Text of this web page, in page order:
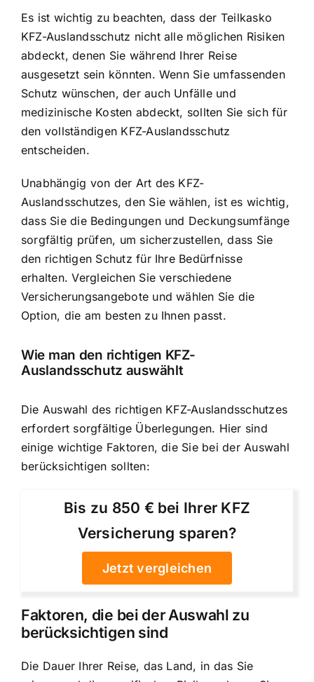
Es ist wichtig zu beachten, dass der Teilkasko
KFZ-Auslandsschutz nicht alle möglichen Risiken
abdeckt, denen Sie während Ihrer Reise
ausgesetzt sein könnten. Wenn Sie umfassenden
Schutz wünschen, der auch Unfälle und
medizinische Kosten abdeckt, sollten Sie sich für
den vollständigen KFZ-Auslandsschutz
entscheiden.
Unabhängig von der Art des KFZ-
Auslandsschutzes, den Sie wählen, ist es wichtig,
dass Sie die Bedingungen und Deckungsumfänge
sorgfältig prüfen, um sicherzustellen, dass Sie
den richtigen Schutz für Ihre Bedürfnisse
erhalten. Vergleichen Sie verschiedene
Versicherungsangebote und wählen Sie die
Option, die am besten zu Ihnen passt.
Wie man den richtigen KFZ-
Auslandsschutz auswählt
Die Auswahl des richtigen KFZ-Auslandsschutzes
erfordert sorgfältige Überlegungen. Hier sind
einige wichtige Faktoren, die Sie bei der Auswahl
berücksichtigen sollten:
Bis zu 850 € bei Ihrer KFZ
Versicherung sparen?
Jetzt vergleichen
Faktoren, die bei der Auswahl zu
berücksichtigen sind
Die Dauer Ihrer Reise, das Land, in das Sie